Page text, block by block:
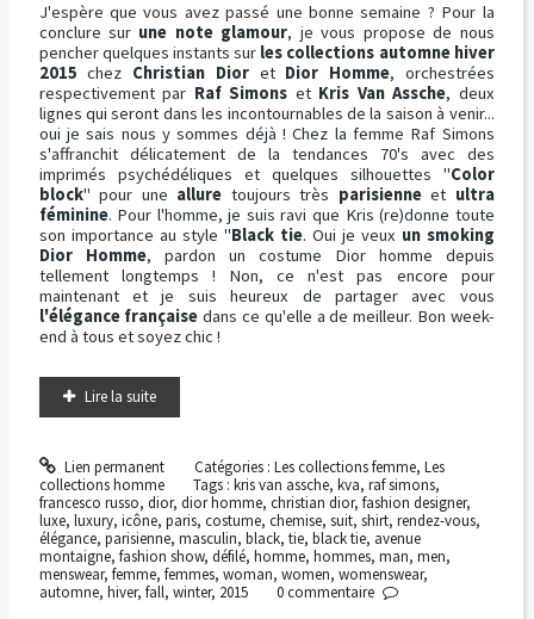
J'espère que vous avez passé une bonne semaine ? Pour la
conclure sur une note glamour, je vous propose de nous
pencher quelques instants sur les collections automne hiver
2015 chez Christian Dioret Dior Homme, orchestrées
respectivement par Raf Simons et Kris Van Assche, deux
lignes qui seront dans les incontournables de la saison à venir...
oui je sais nous y sommes déjà ! Chez la femme Raf Simons
s'affranchit délicatement de la tendances 70's avec des
imprimés psychédéliques et quelques silhouettes "Color
block" pour une allure toujours très parisienneet ultra
féminine. Pour l'homme, je suis ravi que Kris (re)donne toute
son importance au style "Black tie. Oui je veux un smoking
Dior Homme, pardon un costume Dior homme depuis
tellement longtemps ! Non, ce n'est pas encore pour
maintenant et je suis heureux de partager avec vous
l'élégance française dans ce qu'elle a de meilleur. Bon week-
end à tous et soyez chic !
Lire la suite
Lien permanent Catégories : Les collections femme, Les
collections homme
Tags :kris van assche,kva,raf simons,
francesco russo, dior, dior homme, christian dior, fashion designer,
luxe, luxury, icône, paris, costume, chemise, suit, shirt, rendez-vous,
élégance, parisienne, masculin, black, tie, black tie, avenue
montaigne, fashion show, défilé, homme, hommes, man, men,
menswear, femme, femmes, woman, women, womenswear,
automne, hiver, fall, winter, 2015 0commentaire